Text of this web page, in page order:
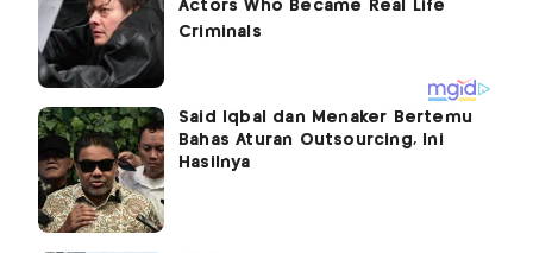
Said Iqbal dan Menaker Bertemu
Bahas Aturan Outsourcing, Ini
Hasilnya